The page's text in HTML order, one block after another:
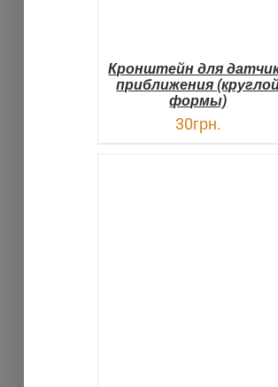
Кронштейн для
приближения
формы)
30грн.